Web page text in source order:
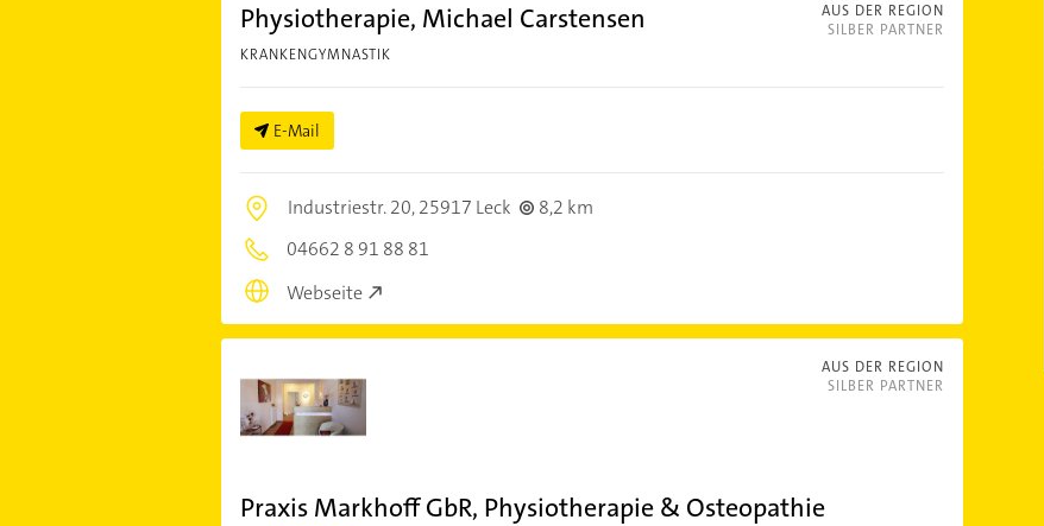
AUS DER REGION
SILBER PARTNER
Physiotherapie, Michael Carstensen
KRANKENGYMNASTIK
E-Mail
Industriestr. 20,25917 Leck
8,2 km
04662 8 91 88 81
Webseite
AUS DER REGION
SILBER PARTNER
Praxis Markhoff GbR, Physiotherapie & Osteopathie